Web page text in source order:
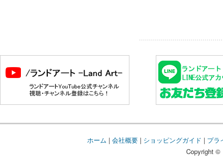
ホーム | 会社概要| ショッピングガイド | プラ
Copyright ©